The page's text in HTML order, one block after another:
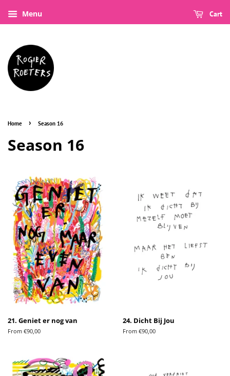
Menu Cart
Home › Season 16
Season 16
21. Geniet er nog van
From €90,00
24. Dicht Bij Jou
From €90,00